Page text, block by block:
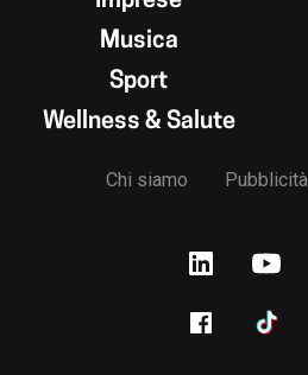
Musica
Sport
Wellness & Salute
Chi siamo Pubblicità